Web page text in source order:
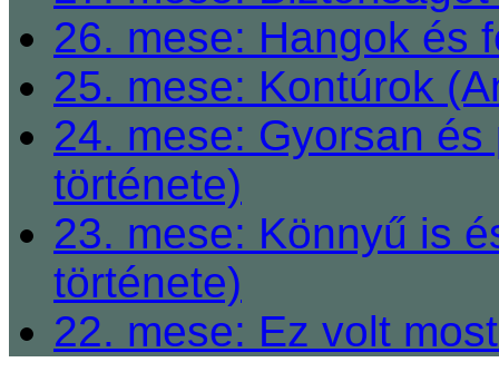
26. mese: Hangok és
25. mese: Kontúrok
24. mese: Gyorsan
története)
23. mese: Könnyű is
története)
22. mese: Ez volt